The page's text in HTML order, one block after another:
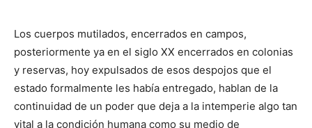
Los cuerpos mutilados, encerrados en campos,
posteriormente ya en el siglo XX encerrados en colonias
y reservas, hoy expulsados de esos despojos que el
estado formalmente les había entregado, hablan de la
continuidad de un poder que deja a la intemperie algo tan
vital a la condición humana como su medio de